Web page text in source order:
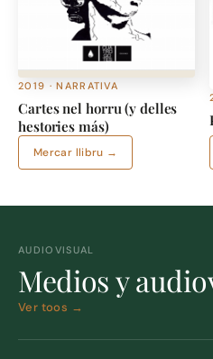
2019 · NARRATIVA
Cartes nel horru (y delles
hestories más)
Mercar llibru →
AUDIOVISUAL
Medios y
Ver toos →